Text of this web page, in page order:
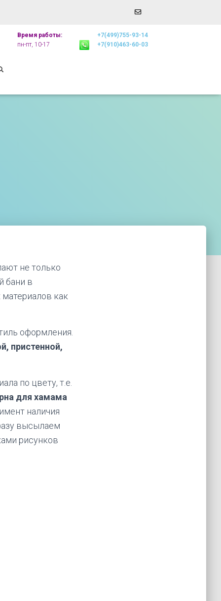
Время работы:
пн-пт, 10-17
+7(499)755-93-14
+7(910)463-60-03
не только
бани в
как
оформления.
пристенной,
по цвету, т.е.
для хамама
наличия
высылаем
рисунков